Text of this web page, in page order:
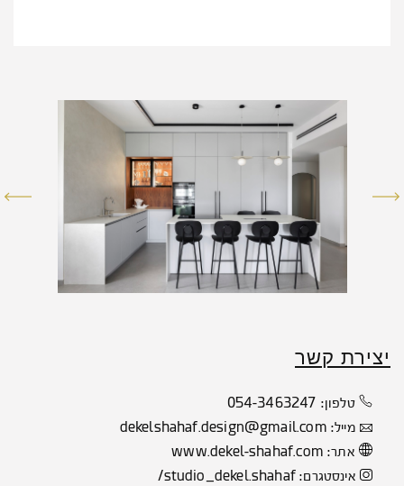
יצירת קשר
טלפון: 054-3463247
מייל: dekelshahaf.design@gmail.com
אתר: www.dekel-shahaf.com
אינסטגרם: studio_dekel.shahaf/